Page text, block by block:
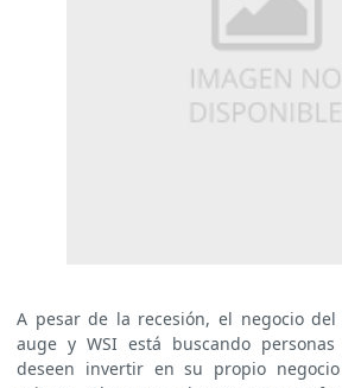
A pesar de la recesión, el negocio
auge y WSI está buscando
deseen invertir en su propio